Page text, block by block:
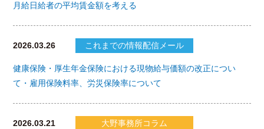
月給日給者の平均賃金額を考える
2026.03.26 これまでの情報配信メール
健康保険・厚生年金保険における現物給与価額の改正につい
て・雇用保険料率、労災保険率について
2026.03.21 大野事務所コラム